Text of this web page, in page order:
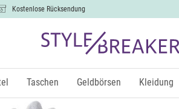
Kostenlose Rücksendung
Taschen Geldbörsen Kleidung